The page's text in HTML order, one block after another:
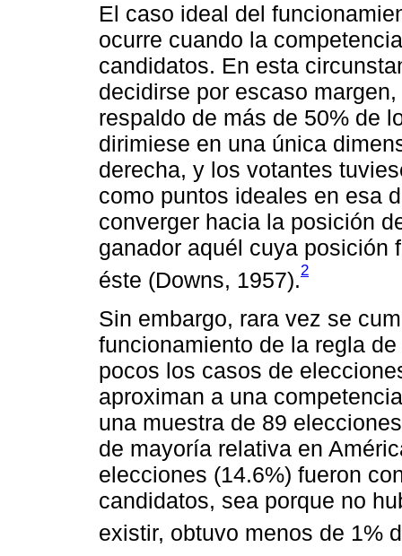
El caso ideal del
ocurre cuando la
candidatos. En esta
decidirse por escaso
respaldo de más de 50% de
dirimiese en una única
derecha, y los votantes
como puntos ideales en esa
converger hacia la posición
ganador aquél cuya posición
éste (Downs, 1957).2
Sin embargo, rara vez se
funcionamiento de la regla
pocos los casos de
aproximan a una
una muestra de 89
de mayoría relativa en
elecciones (14.6%) fueron
candidatos, sea porque no
existir, obtuvo menos de 1%